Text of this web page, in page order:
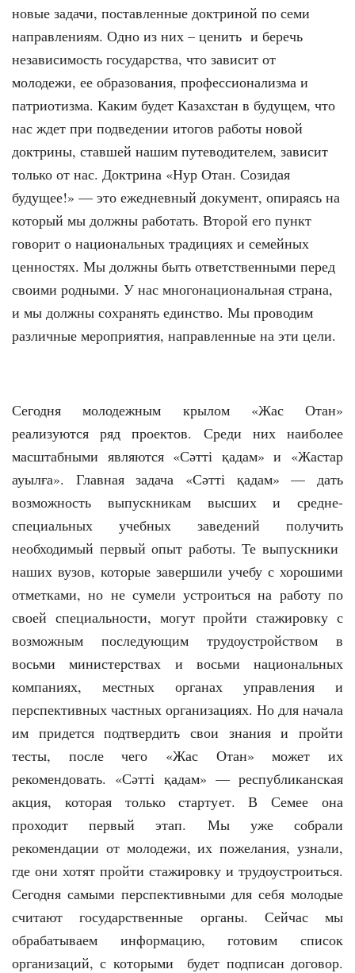
новые задачи, поставленные доктриной по семи
направлениям. Одно из них – ценить и беречь
независимость государства, что зависит от
молодежи, ее образования, профессионализма и
патриотизма. Каким будет Казахстан в будущем, что
нас ждет при подведении итогов работы новой
доктрины, ставшей нашим путеводителем, зависит
только от нас. Доктрина «Нур Отан. Созидая
будущее!» — это ежедневный документ, опираясь на
который мы должны работать. Второй его пункт
говорит о национальных традициях и семейных
ценностях. Мы должны быть ответственными перед
своими родными. У нас многонациональная страна,
и мы должны сохранять единство. Мы проводим
различные мероприятия, направленные на эти цели.
Сегодня молодежным крылом «Жас Отан»
реализуются ряд проектов. Среди них наиболее
масштабными являются «Сәтті қадам» и «Жастар
ауылға». Главная задача «Сәтті қадам» — дать
возможность выпускникам высших и средне-
специальных учебных заведений получить
необходимый первый опыт работы. Те выпускники
наших вузов, которые завершили учебу с хорошими
отметками, но не сумели устроиться на работу по
своей специальности, могут пройти стажировку с
возможным последующим трудоустройством в
восьми министерствах и восьми национальных
компаниях, местных органах управления и
перспективных частных организациях. Но для начала
им придется подтвердить свои знания и пройти
тесты, после чего «Жас Отан» может их
рекомендовать. «Сәтті қадам» — республиканская
акция, которая только стартует. В Семее она
проходит первый этап. Мы уже собрали
рекомендации от молодежи, их пожелания, узнали,
где они хотят пройти стажировку и трудоустроиться.
Сегодня самыми перспективными для себя молодые
считают государственные органы. Сейчас мы
обрабатываем информацию, готовим список
организаций, с которыми будет подписан договор.